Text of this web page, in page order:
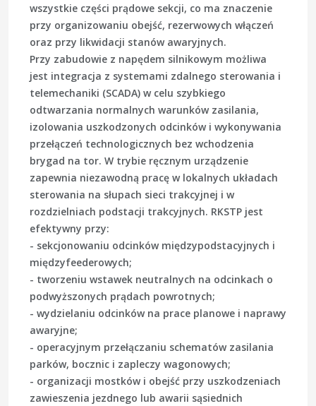
wszystkie części prądowe sekcji, co ma znaczenie
przy organizowaniu obejść, rezerwowych włączeń
oraz przy likwidacji stanów awaryjnych.
Przy zabudowie z napędem silnikowym możliwa
jest integracja z systemami zdalnego sterowania i
telemechaniki (SCADA) w celu szybkiego
odtwarzania normalnych warunków zasilania,
izolowania uszkodzonych odcinków i wykonywania
przełączeń technologicznych bez wchodzenia
brygad na tor. W trybie ręcznym urządzenie
zapewnia niezawodną pracę w lokalnych układach
sterowania na słupach sieci trakcyjnej i w
rozdzielniach podstacji trakcyjnych. RKSTP jest
efektywny przy:
- sekcjonowaniu odcinków międzypodstacyjnych i
międzyfeederowych;
- tworzeniu wstawek neutralnych na odcinkach o
podwyższonych prądach powrotnych;
- wydzielaniu odcinków na prace planowe i naprawy
awaryjne;
- operacyjnym przełączaniu schematów zasilania
parków, bocznic i zapleczy wagonowych;
- organizacji mostków i obejść przy uszkodzeniach
zawieszenia jezdnego lub awarii sąsiednich